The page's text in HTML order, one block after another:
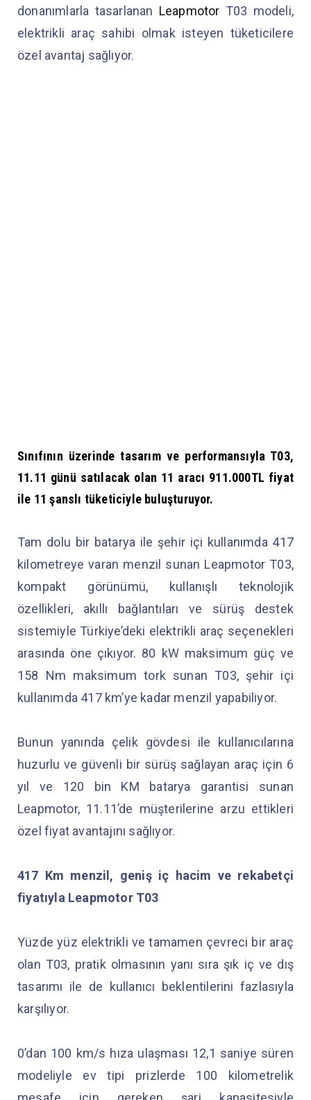
donanımlarla tasarlanan Leapmotor T03 modeli,
elektrikli araç sahibi olmak isteyen tüketicilere
özel avantaj sağlıyor.
Sınıfının üzerinde tasarım ve performansıyla T03,
11.11 günü satılacak olan 11 aracı 911.000TL fiyat
ile 11 şanslı tüketiciyle buluşturuyor.
Tam dolu bir batarya ile şehir içi kullanımda 417
kilometreye varan menzil sunan Leapmotor T03,
kompakt görünümü, kullanışlı teknolojik
özellikleri, akıllı bağlantıları ve sürüş destek
sistemiyle Türkiye’deki elektrikli araç seçenekleri
arasında öne çıkıyor. 80 kW maksimum güç ve
158 Nm maksimum tork sunan T03, şehir içi
kullanımda 417 km’ye kadar menzil yapabiliyor.
Bunun yanında çelik gövdesi ile kullanıcılarına
huzurlu ve güvenli bir sürüş sağlayan araç için 6
yıl ve 120 bin KM batarya garantisi sunan
Leapmotor, 11.11’de müşterilerine arzu ettikleri
özel fiyat avantajını sağlıyor.
417 Km menzil, geniş iç hacim ve rekabetçi
fiyatıyla Leapmotor T03
Yüzde yüz elektrikli ve tamamen çevreci bir araç
olan T03, pratik olmasının yanı sıra şık iç ve dış
tasarımı ile de kullanıcı beklentilerini fazlasıyla
karşılıyor.
0’dan 100 km/s hıza ulaşması 12,1 saniye süren
modeliyle ev tipi prizlerde 100 kilometrelik